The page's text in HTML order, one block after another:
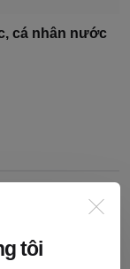
cá nhân nước
tôi